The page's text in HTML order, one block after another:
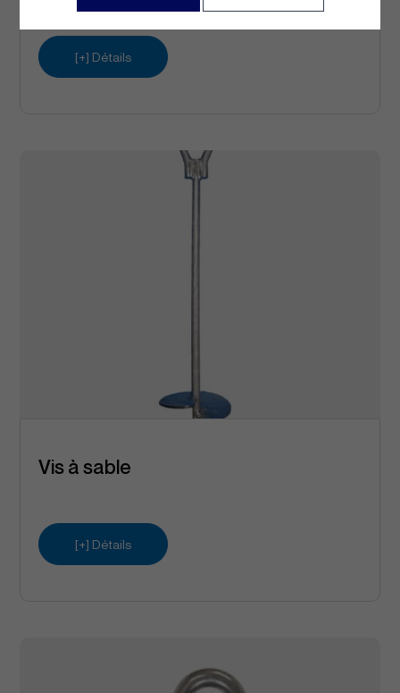
[+] Détails
Vis à sable
[+] Détails